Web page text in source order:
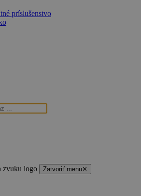
príslušenstvo
Zatvoriť menu✕